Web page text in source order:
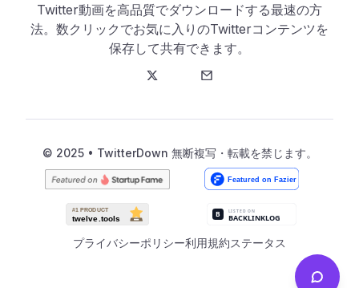
Twitter動画を高品質でダウンロードする最速の方
法。数クリックでお気に入りのTwitterコンテンツを
保存して共有できます。
Twitter メール
© 2025 • TwitterDown 無断複写・転載を禁じます。
プライバシーポリシー利用規約ステータス
Send